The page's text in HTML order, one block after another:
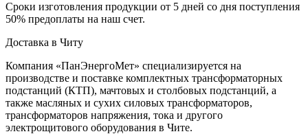
Сроки изготовления продукции от 5 дней со дня поступления
50% предоплаты на наш счет.
Доставка в Читу
Компания «ПанЭнергоМет» специализируется на
производстве и поставке комплектных трансформаторных
подстанций (КТП), мачтовых и столбовых подстанций, а
также масляных и сухих силовых трансформаторов,
трансформаторов напряжения, тока и другого
электрощитового оборудования в Чите.